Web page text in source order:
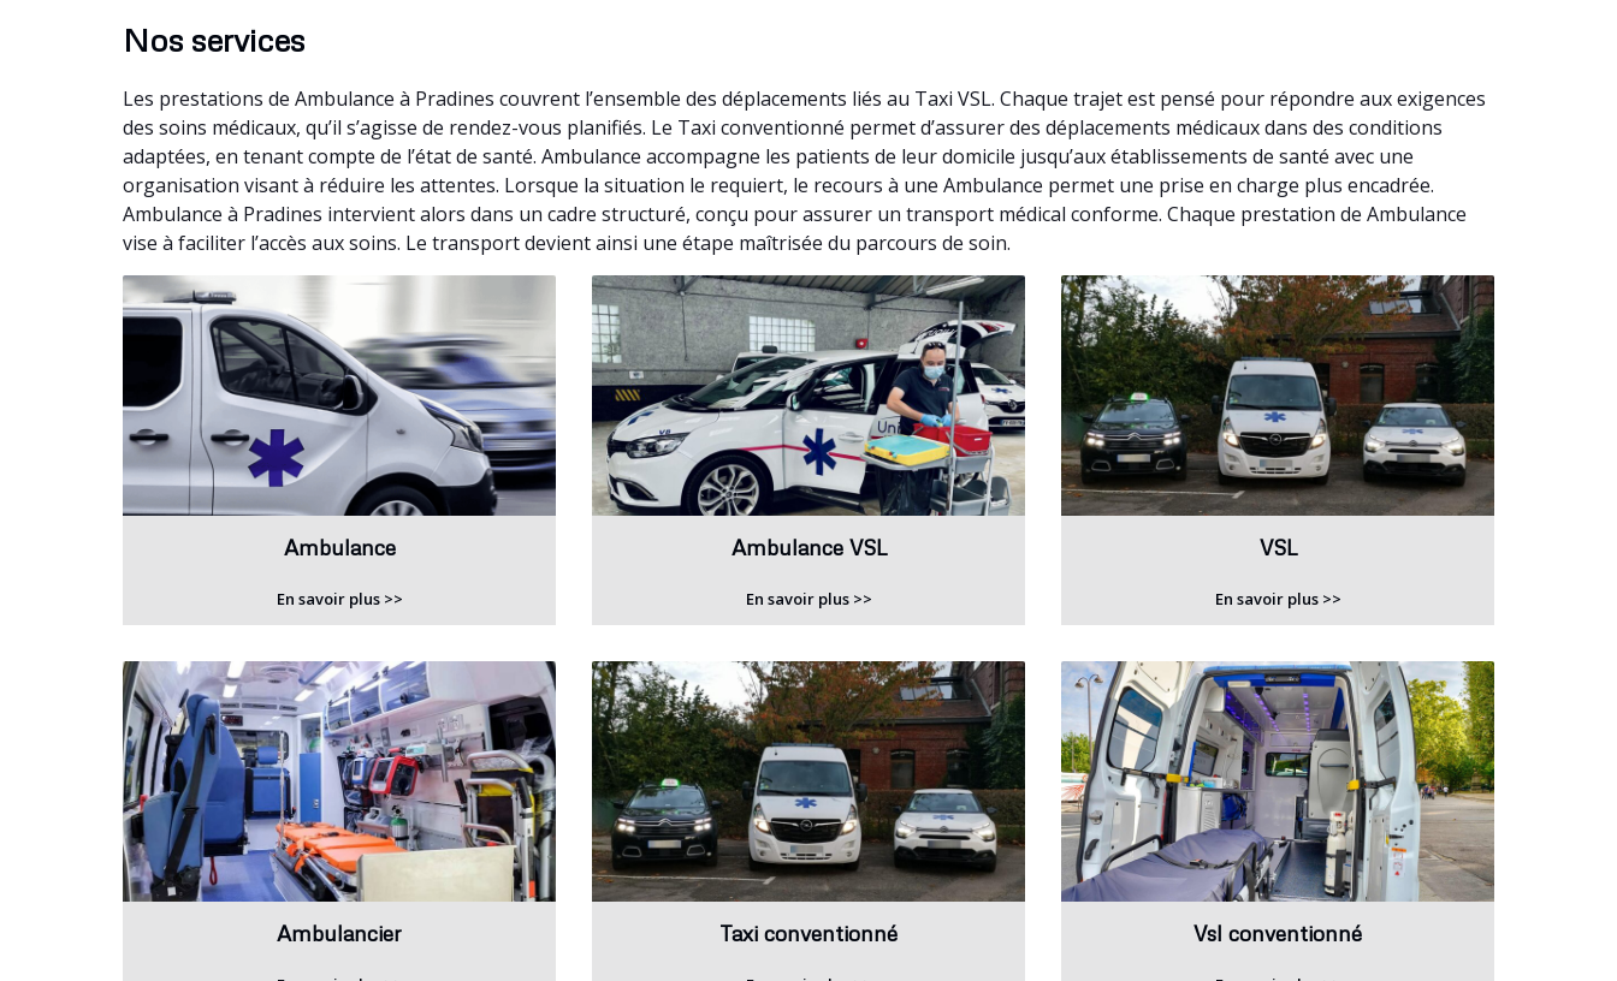
Nos services
Les prestations de Ambulance à Pradines couvrent l’ensemble des déplacements liés au Taxi VSL. Chaque trajet est pensé pour répondre aux exigences
des soins médicaux, qu’il s’agisse de rendez-vous planifiés. Le Taxi conventionné permet d’assurer des déplacements médicaux dans des conditions
adaptées, en tenant compte de l’état de santé. Ambulance accompagne les patients de leur domicile jusqu’aux établissements de santé avec une
organisation visant à réduire les attentes. Lorsque la situation le requiert, le recours à une Ambulance permet une prise en charge plus encadrée.
Ambulance à Pradines intervient alors dans un cadre structuré, conçu pour assurer un transport médical conforme. Chaque prestation de Ambulance
vise à faciliter l’accès aux soins. Le transport devient ainsi une étape maîtrisée du parcours de soin.
Ambulance
En savoir plus >>
Ambulance VSL
En savoir plus >>
VSL
En savoir plus >>
Ambulancier Taxi conventionné Vsl conventionné